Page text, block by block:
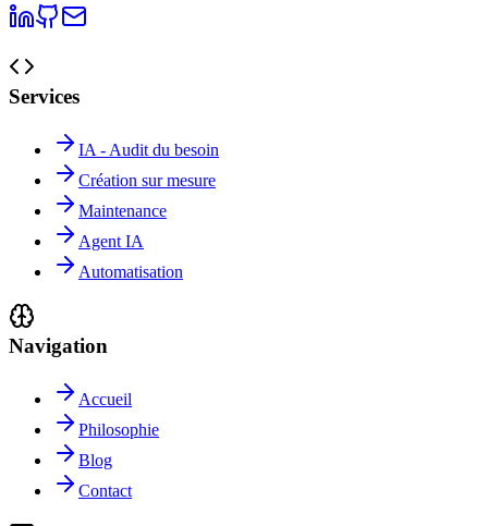
Services
IA - Audit du besoin
Création sur mesure
Maintenance
Agent IA
Automatisation
Navigation
Accueil
Philosophie
Blog
Contact